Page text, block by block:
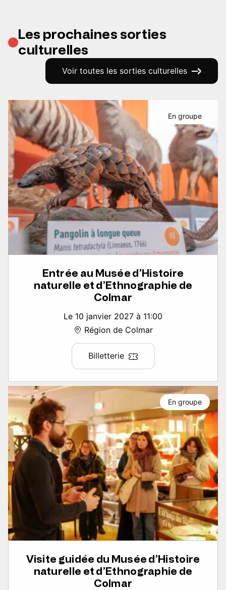
Les prochaines sorties
culturelles
Voir toutes les sorties culturelles
Entrée au Musée d’Histoire
naturelle et d’Ethnographie de
Colmar
Le 10 janvier 2027 à 11:00
Région de Colmar
Billetterie
En groupe
Visite guidée du Musée d’Histoire
naturelle et d’Ethnographie de
Colmar
En groupe